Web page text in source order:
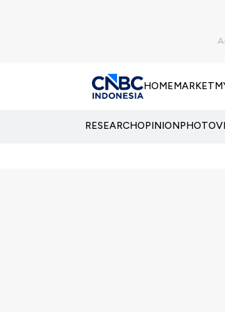
HOMEMARKET
RESEARCHOPINIONPHOTO